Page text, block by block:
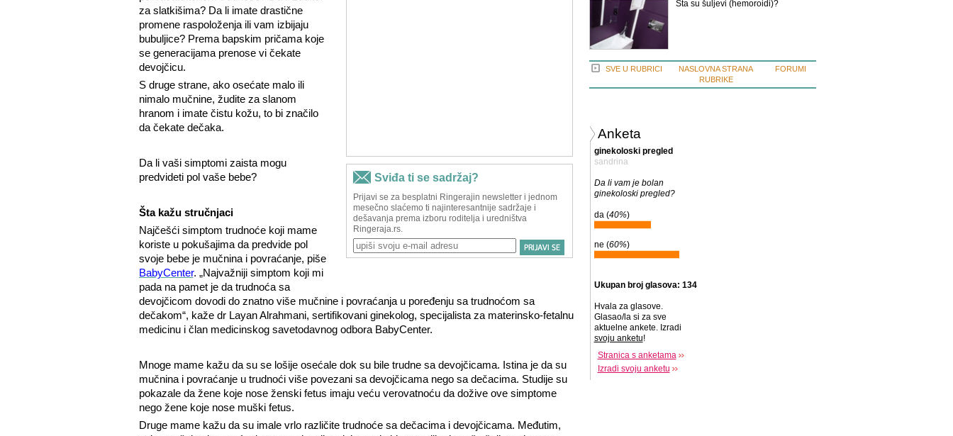
za slatkišima? Da li imate drastične
promene raspoloženja ili vam izbijaju
bubuljice? Prema bapskim pričama koje
se generacijama prenose vi čekate
devojčicu.
S druge strane, ako osećate malo ili
nimalo mučnine, žudite za slanom
hranom i imate čistu kožu, to bi značilo
da čekate dečaka.
Da li vaši simptomi zaista mogu
predvideti pol vaše bebe?
Šta kažu stručnjaci
Najčešći simptom trudnoće koji mame
koriste u pokušajima da predvide pol
svoje bebe je mučnina i povraćanje, piše
BabyCenter. „Najvažniji simptom koji mi
pada na pamet je da trudnoća sa
devojčicom dovodi do znatno više mučnine i povraćanja u poređenju sa trudnoćom sa
dečakom“, kaže dr Layan Alrahmani, sertifikovani ginekolog, specijalista za materinsko-fetalnu
medicinu i član medicinskog savetodavnog odbora BabyCenter.
Mnoge mame kažu da su se lošije osećale dok su bile trudne sa devojčicama. Istina je da su
mučnina i povraćanje u trudnoći više povezani sa devojčicama nego sa dečacima. Studije su
pokazale da žene koje nose ženski fetus imaju veću verovatnoću da dožive ove simptome
nego žene koje nose muški fetus.
Druge mame kažu da su imale vrlo različite trudnoće sa dečacima i devojčicama. Međutim,
Šta su šuljevi (hemoroidi)?
SVE U RUBRICI
NASLOVNA STRANA
RUBRIKE
FORUMI
Anketa
ginekoloski pregled
sandrina
Da li vam je bolan
ginekoloski pregled?
da (40%)
ne (60%)
Ukupan broj glasova: 134
Hvala za glasove.
Glasao/la si za sve
aktuelne ankete. Izradi
svoju anketu!
Stranica s anketama
Izradi svoju anketu